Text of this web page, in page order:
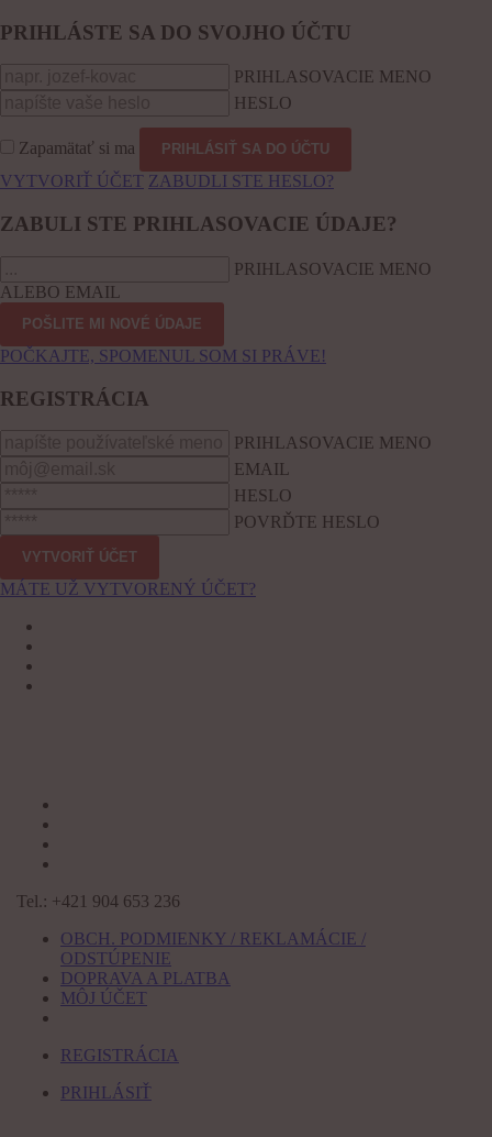
PRIHLÁSTE SA DO SVOJHO ÚČTU
PRIHLASOVACIE MENO
HESLO
Zapamätať si ma
VYTVORIŤ ÚČET ZABUDLI STE HESLO?
ZABULI STE PRIHLASOVACIE ÚDAJE?
PRIHLASOVACIE MENO
ALEBO EMAIL
POČKAJTE, SPOMENUL SOM SI PRÁVE!
REGISTRÁCIA
PRIHLASOVACIE MENO
EMAIL
HESLO
POVRĎTE HESLO
MÁTE UŽ VYTVORENÝ ÚČET?
Tel.: +421 904 653 236
OBCH. PODMIENKY / REKLAMÁCIE /
ODSTÚPENIE
DOPRAVA A PLATBA
MÔJ ÚČET
REGISTRÁCIA
PRIHLÁSIŤ